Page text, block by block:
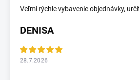
Veľmi rýchle vybavenie objednávky,
DENISA
28.7.2026